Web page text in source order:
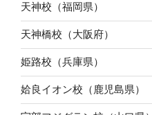
天神校（福岡県）
天神橋校（大阪府）
姫路校（兵庫県）
姶良イオン校（鹿児島県）